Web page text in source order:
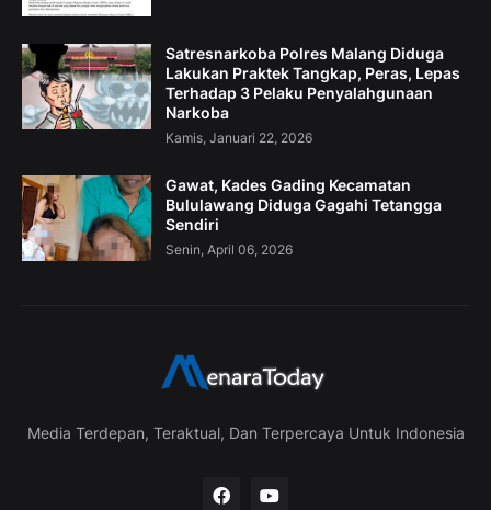
Satresnarkoba Polres Malang Diduga
Lakukan Praktek Tangkap, Peras, Lepas
Terhadap 3 Pelaku Penyalahgunaan
Narkoba
Kamis, Januari 22, 2026
Gawat, Kades Gading Kecamatan
Bululawang Diduga Gagahi Tetangga
Sendiri
Senin, April 06, 2026
Media Terdepan, Teraktual, Dan Terpercaya Untuk Indonesia